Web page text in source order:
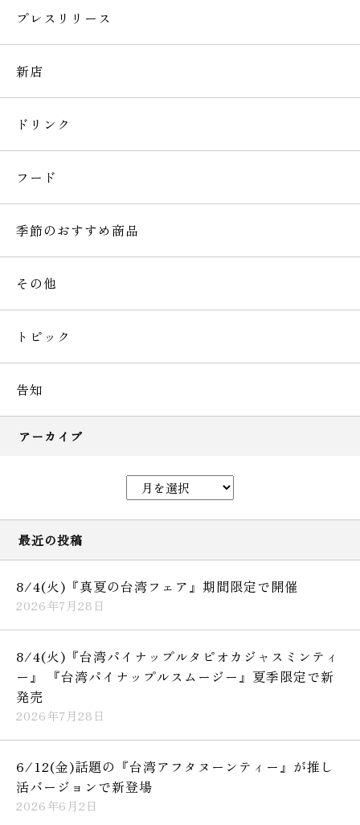
プレスリリース
新店
ドリンク
フード
季節のおすすめ商品
その他
トピック
告知
アーカイブ
最近の投稿
8/4(火)『真夏の台湾フェア』期間限定で開催
2026年7月28日
8/4(火)『台湾パイナップルタピオカジャスミンティ
ー』 『台湾パイナップルスムージー』夏季限定で新
発売
2026年7月28日
6/12(金)話題の『台湾アフタヌーンティー』が推し
活バージョンで新登場
2026年6月2日